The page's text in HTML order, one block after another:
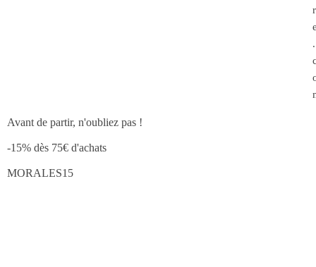
Avant de partir, n'oubliez pas !
-15% dès 75€ d'achats
MORALES15